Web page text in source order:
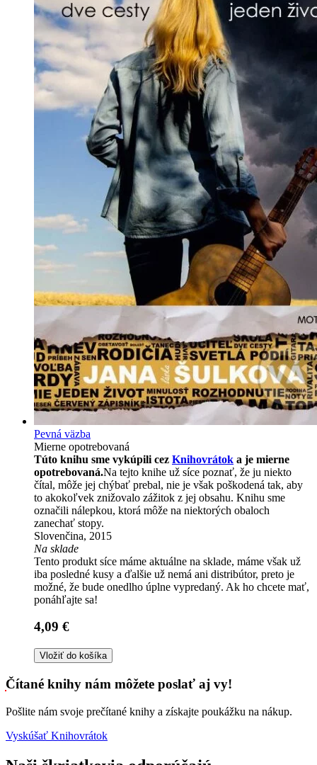
Pevná väzba
Mierne opotrebovaná
Túto knihu sme vykúpili cez Knihovrátok a je mierne
opotrebovaná.Na tejto knihe už síce poznať, že ju niekto
čítal, môže jej chýbať prebal, nie je však poškodená tak, aby
to akokoľvek znižovalo zážitok z jej obsahu. Knihu sme
označili nálepkou, ktorá môže na niektorých obaloch
zanechať stopy.
Slovenčina, 2015
Na sklade
Tento produkt síce máme aktuálne na sklade, máme však už
iba posledné kusy a ďalšie už nemá ani distribútor, preto je
možné, že bude onedlho úplne vypredaný. Ak ho chcete mať,
ponáhľajte sa!
4,09 €
Vložiť do košíka
Čítané knihy nám môžete poslať aj vy!
Pošlite nám svoje prečítané knihy a získajte poukážku na nákup.
Vyskúšať Knihovrátok